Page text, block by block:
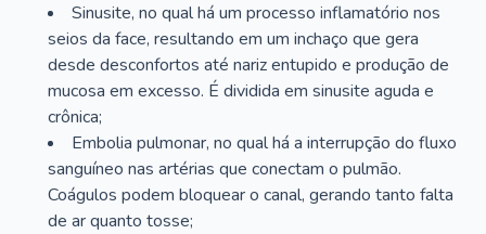
Sinusite, no qual há um processo inflamatório nos
seios da face, resultando em um inchaço que gera
desde desconfortos até nariz entupido e produção de
mucosa em excesso. É dividida em sinusite aguda e
crônica;
Embolia pulmonar, no qual há a interrupção do fluxo
sanguíneo nas artérias que conectam o pulmão.
Coágulos podem bloquear o canal, gerando tanto falta
de ar quanto tosse;